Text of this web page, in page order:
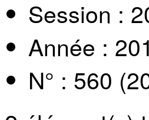
Session :
Année :
N° : 560